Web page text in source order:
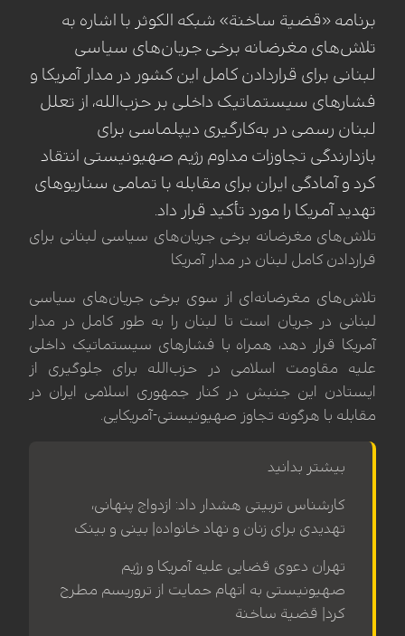
برنامه «قضیة ساخنة» شبکه الکوثر با اشاره به
تلاش‌های مغرضانه برخی جریان‌های سیاسی
لبنانی برای قراردادن کامل این کشور در مدار آمریکا و
فشارهای سیستماتیک داخلی بر حزب‌الله، از تعلل
لبنان رسمی در به‌کارگیری دیپلماسی برای
بازدارندگی تجاوزات مداوم رژیم صهیونیستی انتقاد
کرد و آمادگی ایران برای مقابله با تمامی سناریوهای
تهدید آمریکا را مورد تأکید قرار داد.
تلاش‌های مغرضانه برخی جریان‌های سیاسی لبنانی برای
قراردادن کامل لبنان در مدار آمریکا
تلاش‌های مغرضانه‌ای از سوی برخی جریان‌های سیاسی
لبنانی در جریان است تا لبنان را به طور کامل در مدار
آمریکا قرار دهد، همراه با فشارهای سیستماتیک داخلی
علیه مقاومت اسلامی در حزب‌الله برای جلوگیری از
ایستادن این جنبش در کنار جمهوری اسلامی ایران در
مقابله با هرگونه تجاوز صهیونیستی-آمریکایی.
بیشتر بدانید
کارشناس تربیتی هشدار داد: ازدواج پنهانی،
تهدیدی برای زنان و نهاد خانواده| بینی و بینک
تهران دعوی قضایی علیه آمریکا و رژیم
صهیونیستی به اتهام حمایت از تروریسم مطرح
کرد| قضیة ساخنة